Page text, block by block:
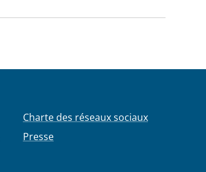
Charte des réseaux sociaux
Presse